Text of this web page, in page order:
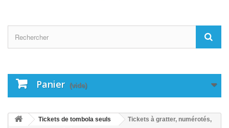
Panier (vide)
Tickets de tombola seuls
Tickets à gratter, numérotés,